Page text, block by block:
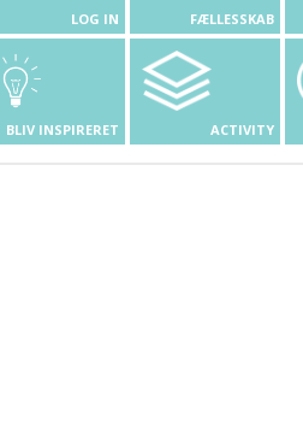
FÆLLESSKAB
ACTIVITY
LOG IN
BLIV INSPIRERET